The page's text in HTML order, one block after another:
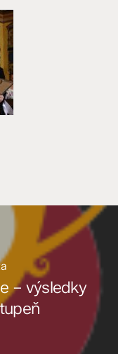
– výsledky